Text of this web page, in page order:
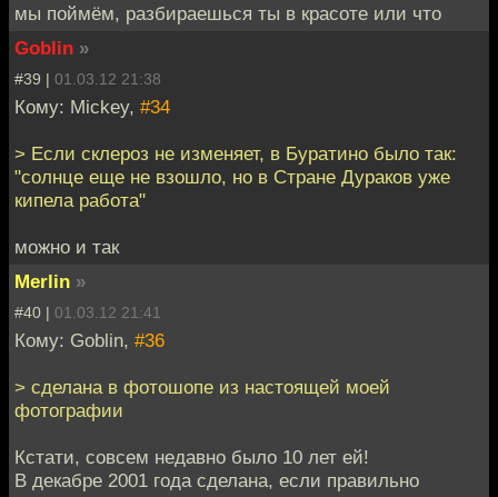
мы поймём, разбираешься ты в красоте или что
Goblin »
#39 | 01.03.12 21:38
Кому: Mickey, #34
> Если склероз не изменяет, в Буратино было так:
"солнце еще не взошло, но в Стране Дураков уже
кипела работа"
можно и так
Merlin »
#40 | 01.03.12 21:41
Кому: Goblin, #36
> сделана в фотошопе из настоящей моей
фотографии
Кстати, совсем недавно было 10 лет ей!
В декабре 2001 года сделана, если правильно